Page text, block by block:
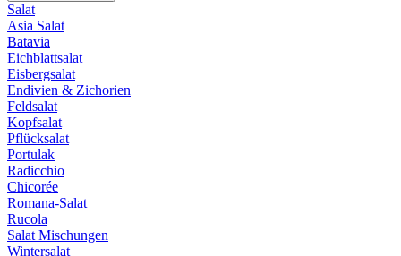
Salat
Asia Salat
Batavia
Eichblattsalat
Eisbergsalat
Endivien & Zichorien
Feldsalat
Kopfsalat
Pflücksalat
Portulak
Radicchio
Chicorée
Romana-Salat
Rucola
Salat Mischungen
Wintersalat